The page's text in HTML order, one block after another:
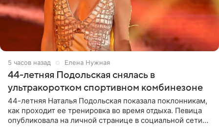
5 часов назад Елена Нужная
44-летняя Подольская снялась в
ультракоротком спортивном комбинезоне
44-летняя Наталья Подольская показала поклонникам,
как проходит ее тренировка во время отдыха. Певица
опубликовала на личной странице в социальной сети